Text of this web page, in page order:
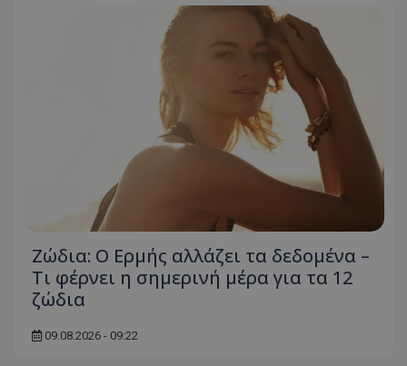
Ζώδια: Ο Ερμής αλλάζει τα δεδομένα –
Τι φέρνει η σημερινή μέρα για τα 12
ζώδια
09.08.2026 - 09:22